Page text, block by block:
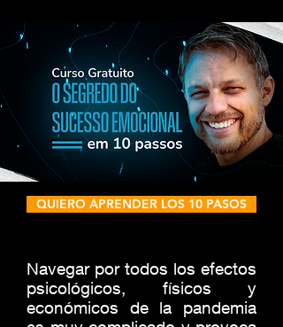
QUIERO APRENDER LOS 10 PASOS
Navegar por todos los efectos
psicológicos, físicos y
económicos de la pandemia